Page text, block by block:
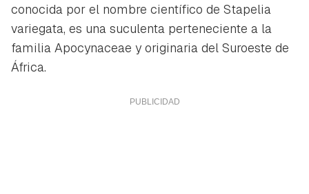
conocida por el nombre científico de Stapelia
variegata, es una suculenta perteneciente a la
familia Apocynaceae y originaria del Suroeste de
África.